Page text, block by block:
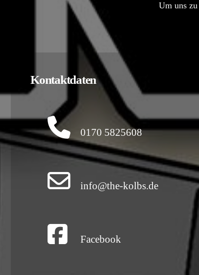
Um uns
Kontaktdaten
0170 5825608
info@the-kolbs.de
Facebook